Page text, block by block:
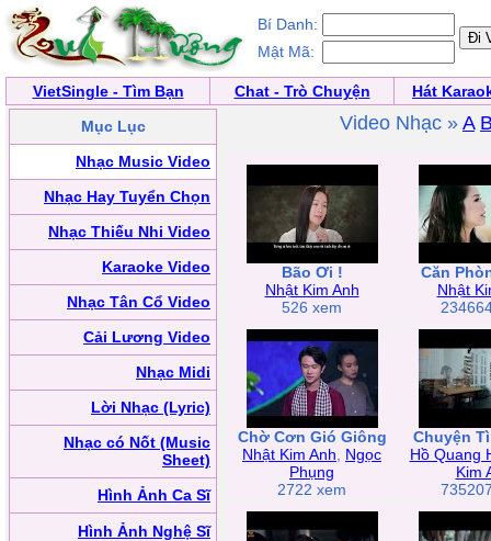
Bí Danh:
Mật Mã:
VietSingle - Tìm Bạn Chat - Trò Chuyện
Hát
Mục Lục
Nhạc Music Video
Nhạc Hay Tuyển Chọn
Nhạc Thiếu Nhi Video
Karaoke Video
Nhạc Tân Cổ Video
Cải Lương Video
Nhạc Midi
Lời Nhạc (Lyric)
Nhạc có Nốt (Music
Sheet)
Hình Ảnh Ca Sĩ
Hình Ảnh Nghệ Sĩ
Video Nhạc » A
Bão Ơi !
Nhật Kim Anh
526 xem
Căn
Nhật
Chờ Cơn Gió Giông
Nhật Kim Anh
Ngọc
Phụng
2722 xem
Chuyện
Hồ Quang
Kim